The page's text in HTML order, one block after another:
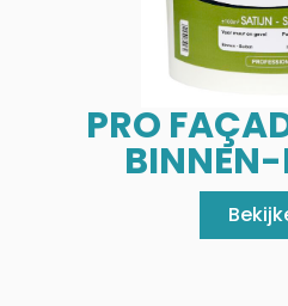
PRO
BINNEN-